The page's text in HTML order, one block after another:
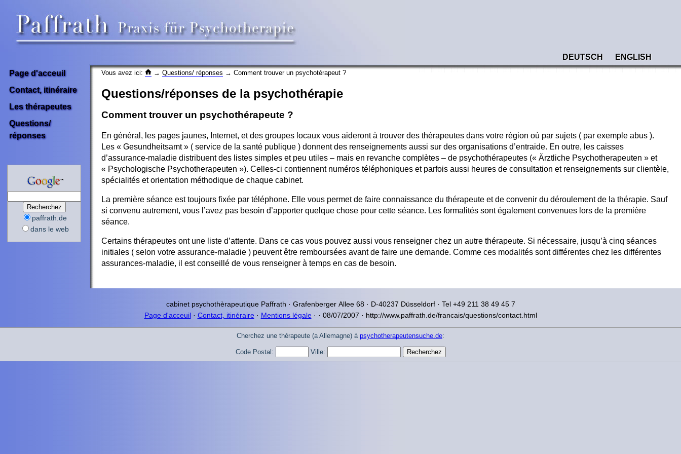
DEUTSCH
ENGLISH
Page d'acceuil
Contact, itinéraire
Les thérapeutes
Questions/
réponses
paffrath.de
dans le web
Vous avez ici: → Questions/ réponses → Comment trouver un psychotérapeut ?
Questions/réponses de la psychothérapie
Comment trouver un psychothérapeute ?
En général, les pages jaunes, Internet, et des groupes locaux vous aideront à trouver des thérapeutes dans votre région où par sujets ( par exemple abus ).
Les « Gesundheitsamt » ( service de la santé publique ) donnent des renseignements aussi sur des organisations d’entraide. En outre, les caisses
d’assurance-maladie distribuent des listes simples et peu utiles – mais en revanche complètes – de psychothérapeutes (« Ärztliche Psychotherapeuten » et
« Psychologische Psychotherapeuten »). Celles-ci contiennent numéros téléphoniques et parfois aussi heures de consultation et renseignements sur clientèle,
spécialités et orientation méthodique de chaque cabinet.
La première séance est toujours fixée par téléphone. Elle vous permet de faire connaissance du thérapeute et de convenir du déroulement de la thérapie. Sauf
si convenu autrement, vous l’avez pas besoin d’apporter quelque chose pour cette séance. Les formalités sont également convenues lors de la première
séance.
Certains thérapeutes ont une liste d’attente. Dans ce cas vous pouvez aussi vous renseigner chez un autre thérapeute. Si nécessaire, jusqu’à cinq séances
initiales ( selon votre assurance-maladie ) peuvent être remboursées avant de faire une demande. Comme ces modalités sont différentes chez les différentes
assurances-maladie, il est conseillé de vous renseigner à temps en cas de besoin.
cabinet psychothèrapeutique Paffrath · Grafenberger Allee68 · D-40237 Düsseldorf· Tel +49 211 38 49 45 7
Page d'acceuil· Contact, itinéraire· Mentions légale· · 08/07/2007 · http://www.paffrath.de/francais/questions/contact.html
Cherchez une thérapeute (a Allemagne) á psychotherapeutensuche.de:
Code Postal: Ville: